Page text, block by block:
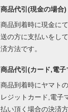
商品代引(現金の場合)
商品到着時に現金に
送の方に支払いをし
済方法です。
商品代引(カード,電子
商品到着時にヤマト
レジットカード,電子
払い頂く場合の決済方